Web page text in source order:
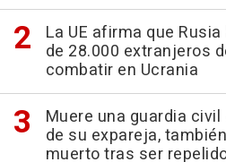
La UE afirma que
de 28.000 extranjeros
combatir en Ucrania
Muere una guardia
de su expareja,
muerto tras ser